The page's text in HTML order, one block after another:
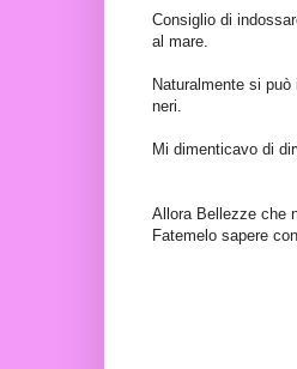
Consiglio di
al mare.
Naturalmente si
neri.
Mi dimenticavo di
Allora Bellezze che
Fatemelo sapere